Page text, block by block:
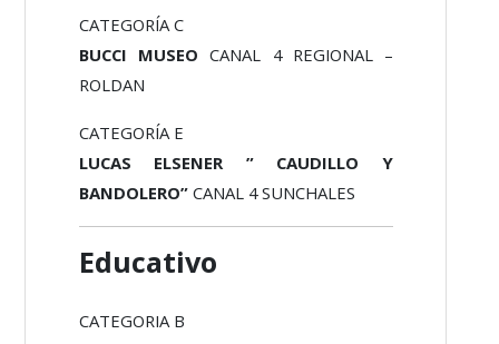
CATEGORÍA C
BUCCI MUSEO CANAL 4 REGIONAL –
ROLDAN
CATEGORÍA E
LUCAS ELSENER ” CAUDILLO Y
BANDOLERO”CANAL 4 SUNCHALES
Educativo
CATEGORIA B